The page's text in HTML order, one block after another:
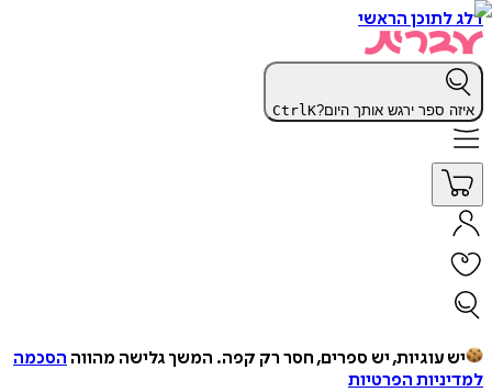
דלג לתוכן הראשי
איזה ספר ירגש אותך היום? CtrlK
יש עוגיות, יש ספרים, חסר רק קפה. המשך גלישה מהווה הסכמה
למדיניות הפרטיות